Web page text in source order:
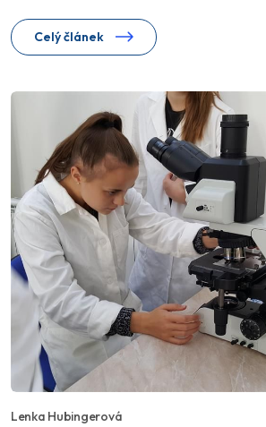
Celý článek
Lenka Hubingerová